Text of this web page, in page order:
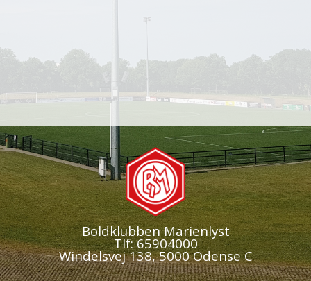
Boldklubben Marienlyst
Tlf: 65904000
Windelsvej 138, 5000 Odense C